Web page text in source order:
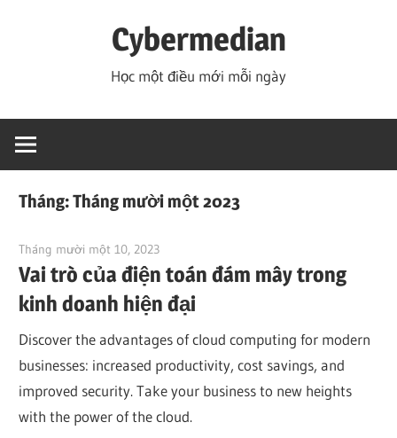
Cybermedian
Học một điều mới mỗi ngày
Tháng:Tháng mười một 2023
Tháng mười một 10, 2023
Vai trò của điện toán đám mây trong
kinh doanh hiện đại
Discover the advantages of cloud computing for modern
businesses: increased productivity, cost savings, and
improved security. Take your business to new heights
with the power of the cloud.